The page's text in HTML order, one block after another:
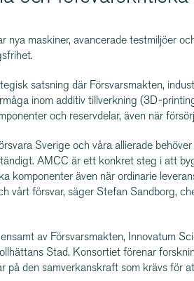
nya maskiner, avancerade testmiljöer
satsning där Försvars­makten,
inom additiv tillverkning (3D-
och reservdelar, även när
Sverige och våra allierade
AMCC är ett konkret steg i att
komponenter även när ordinarie
vårt försvar, säger Stefan Sandborg,
av Försvars­makten, Innovatum
Stad. Konsortiet förenar
på den samver­kans­kraft som krävs för